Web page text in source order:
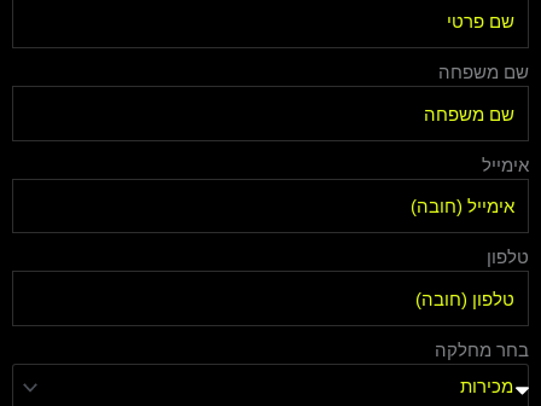
שם משפחה
אימייל
טלפון
בחר מחלקה